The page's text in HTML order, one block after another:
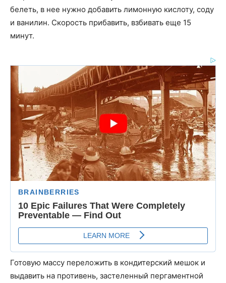
белеть, в нее нужно добавить лимонную кислоту, соду
и ванилин. Скорость прибавить, взбивать еще 15
минут.
Готовую массу переложить в кондитерский мешок и
выдавить на противень, застеленный пергаментной